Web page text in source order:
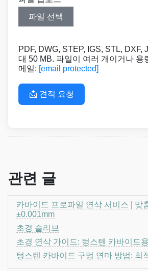
파일 선택
PDF, DWG, STEP, IGS, STL, DXF,
대 50 MB. 파일이 여러 개이거나 용
메일: [email protected]
📩 견적 요청
관련 글
카바이드 프로파일 연삭 서비스 | 맞
±0.001mm
초경 슬리브
초경 연삭 가이드: 텅스텐 카바이드
텅스텐 카바이드 구멍 연마 방법: 최